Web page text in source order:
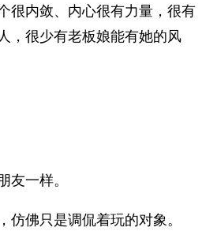
很内敛、内心很有力量，很有
，很少有老板娘能有她的风
友一样。
仿佛只是调侃着玩的对象。